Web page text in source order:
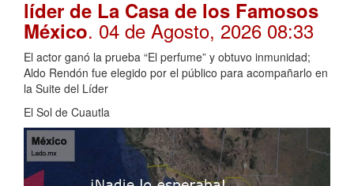
líder de La Casa de los Famosos
México. 04 de Agosto, 2026 08:33
El actor ganó la prueba “El perfume” y obtuvo inmunidad;
Aldo Rendón fue elegido por el público para acompañarlo en
la Suite del Líder
El Sol de Cuautla